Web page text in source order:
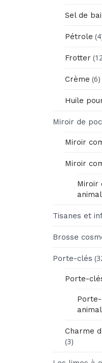
Sel de
Pétrole
Frotter
Crème (6)
Huile
Miroir de
Miroir
Miroir
Miroir
Tisanes et
Brosse
Porte-clés
Porte-
animal
Charme
(3)